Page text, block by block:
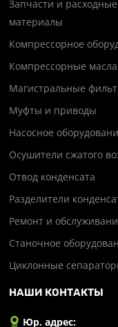
Запчасти и расходные
материалы
Компрессорное
Компрессорные масла
Магистральные
Муфты и приводы
Насосное
Осушители сжатого
Отвод конденсата
Разделители
Ремонт и
Станочное
Циклонные
НАШИ КОНТАКТЫ
Юр. адрес: